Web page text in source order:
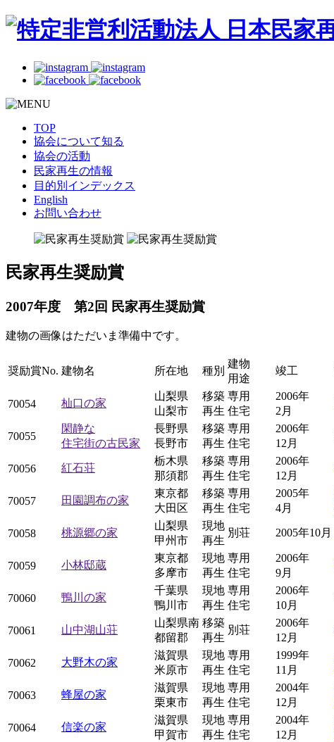
TOP
協会について知る
協会の活動
民家再生の情報
目的別インデックス
English
お問い合わせ
民家再生奨励賞
2007年度 第2回 民家再生奨励賞
建物の画像はただいま準備中です。
奨励賞No. 建物名 所在地 種別
建物
用途
竣工
70054 杣口の家
山梨県
山梨市
移築
再生
専用
住宅
2006年
2月
70055
閑静な
住宅街の古民家
長野県
長野市
移築
再生
専用
住宅
2006年
12月
70056 紅石荘
栃木県
那須郡
移築
再生
専用
住宅
2006年
12月
70057 田園調布の家
東京都
大田区
移築
再生
専用
住宅
2005年
4月
70058 桃源郷の家
山梨県
甲州市
現地
再生
別荘 2005年10月
70059 小林邸蔵
東京都
多摩市
現地
再生
専用
住宅
2006年
9月
70060 鴨川の家
千葉県
鴨川市
現地
再生
専用
住宅
2006年
10月
70061 山中湖山荘
山梨県南
都留郡
移築
再生
別荘
2006年
12月
70062 大野木の家
滋賀県
米原市
現地
再生
専用
住宅
1999年
11月
70063 蜂屋の家
滋賀県
栗東市
現地
再生
専用
住宅
2004年
12月
70064 信楽の家
滋賀県
甲賀市
現地
再生
専用
住宅
2004年
12月